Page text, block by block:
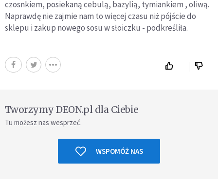
czosnkiem, posiekaną cebulą, bazylią, tymiankiem , oliwą.
Naprawdę nie zajmie nam to więcej czasu niż pójście do
sklepu i zakup nowego sosu w słoiczku - podkreśliła.
Tworzymy DEON.pl dla Ciebie
Tu możesz nas wesprzeć.
WSPOMÓŻ NAS